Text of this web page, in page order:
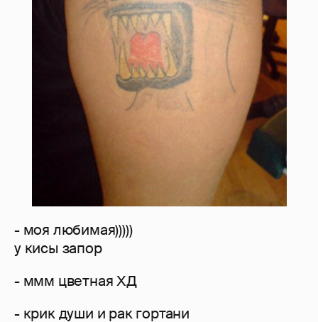
- моя любимая)))))
у кисы запор
- ммм цветная ХД
- крик души и рак гортани